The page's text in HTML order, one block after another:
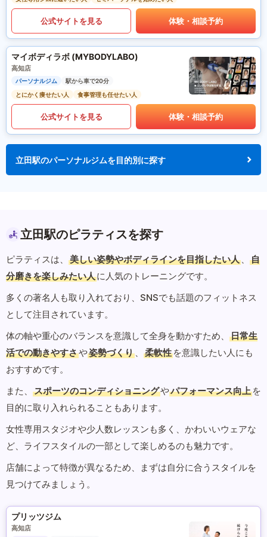
公式サイトを見る 体験・相談予約
マイボディラボ (MYBODYLABO)
高知店
パーソナルジム
駅から車で20分
とにかく痩せたい人
食事管理も任せたい人
公式サイトを見る 体験・相談予約
立田駅のパーソナルジムを目的別に探す
立田駅のピラティスを探す
ピラティスは、 美しい姿勢やボディラインを目指したい人 、
自
分磨きを楽しみたい人に人気のトレーニングです。
多くの著名人も取り入れており、SNSでも話題のフィットネス
として注目されています。
体の軸や重心のバランスを意識して全身を動かすため、
日常生
活での動きやすさや姿勢づくり 、 柔軟性 を意識したい人にも
おすすめです。
また、
スポーツのコンディショニングやパフォーマンス向上 を
目的に取り入れられることもあります。
女性専用スタジオや少人数レッスンも多く、かわいいウェアな
ど、ライフスタイルの一部として楽しめるのも魅力です。
店舗によって特徴が異なるため、まずは自分に合うスタイルを
見つけてみましょう。
プリッツジム
高知店